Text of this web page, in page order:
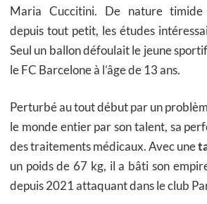
Maria Cuccitini. De nature
depuis tout petit, les études
Seul un ballon défoulait le jeune
le FC Barcelone à l’âge de 13 ans.
Perturbé au tout début par un
le monde entier par son talent, sa
des traitements médicaux. Avec une
un poids de 67 kg, il a bâti son
depuis 2021 attaquant dans le club